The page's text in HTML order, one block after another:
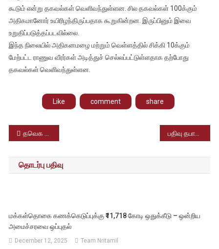
கூடும் என்று தகவல்கள் வெளிவந்துள்ளன. சில தகவல்கள் 100க்கும்
அதிகமானோர் உயிரிழந்திருப்பதாக கூறுகின்றன. இருப்பினும் இவை
உறுதிப்படுத்தப்படவில்லை.
இந்த நிலையில் அதிகனமழை மற்றும் வெள்ளத்தில் சிக்கி 10க்கும்
மேற்பட்ட ராணுவ வீரர்கள் அடித்துச் செல்லப்பட்டுள்ளதாக தற்போது
தகவல்கள் வெளிவந்துள்ளன.
Like comment share
Post
navigation
தவெக மாநாடு 21-ம் தேதி மதுரையில் நடைபெறுகிறது. பதிவு தபால் சேவை விரைவில் நிறுத்தப்படும்; இந்திய தபால்துறை அறிவிப்பு
தொடர்பு பதிவு
மக்கள்தொகை கணக்கெடுப்புக்கு ₹11,718 கோடி ஒதுக்கீடு – ஒன்றிய
அமைச்சரவை ஒப்புதல்
December 12, 2025 Team Nritamil